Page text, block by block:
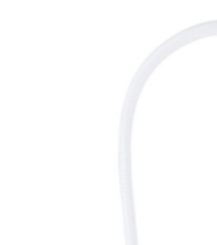
Bildergalerie überspringen